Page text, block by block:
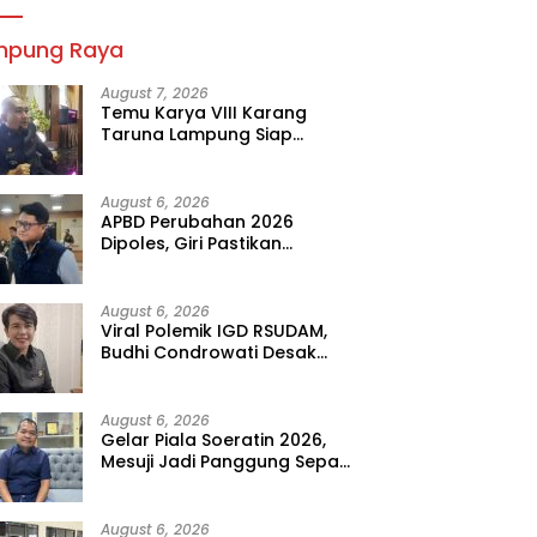
Raya
August 7, 2026
Temu Karya VIII Karang
Taruna Lampung Siap
August 6, 2026
APBD Perubahan 2026
Dipoles, Giri Pastikan
August 6, 2026
Viral Polemik IGD RSUDAM,
Budhi Condrowati Desak
August 6, 2026
Gelar Piala Soeratin 2026,
Mesuji Jadi Panggung Sepak
August 6, 2026